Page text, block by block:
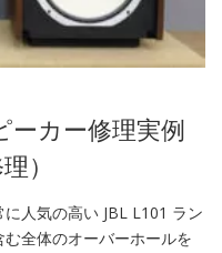
カー修理実例
）
人気の高い JBL L101 ラン
全体のオーバーホールを